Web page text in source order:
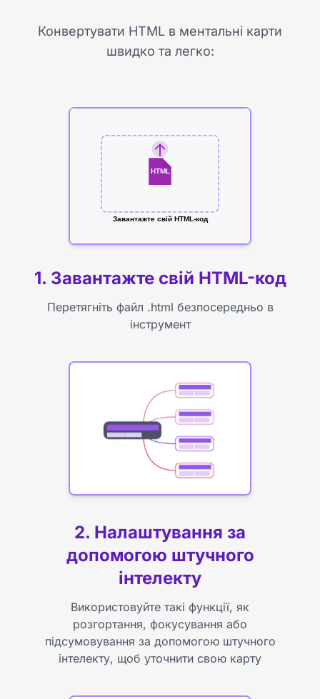
Конвертувати HTML в ментальні карти
швидко та легко:
HTML
Завантажте свій HTML-код
1. Завантажте свій HTML-код
Перетягніть файл .html безпосередньо в
інструмент
2. Налаштування за
допомогою штучного
інтелекту
Використовуйте такі функції, як
розгортання, фокусування або
підсумовування за допомогою штучного
інтелекту, щоб уточнити свою карту